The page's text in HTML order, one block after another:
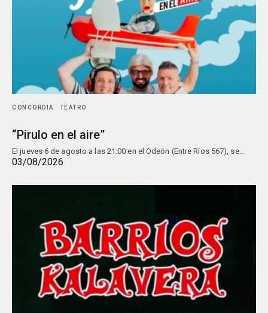
CONCORDIA TEATRO
“Pirulo en el aire”
El jueves 6 de agosto a las 21:00 en el Odeón (Entre Ríos 567), se…
03/08/2026